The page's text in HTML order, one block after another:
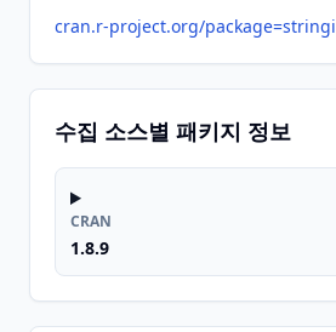
cran.r-project.org/package=stringi
수집 소스별 패키지 정보
CRAN
1.8.9